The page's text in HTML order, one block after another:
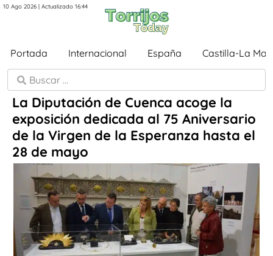
10 Ago 2026 | Actualizado 16:44
Portada Internacional España Castilla-La
La Diputación de Cuenca acoge la
exposición dedicada al 75 Aniversario
de la Virgen de la Esperanza hasta el
28 de mayo